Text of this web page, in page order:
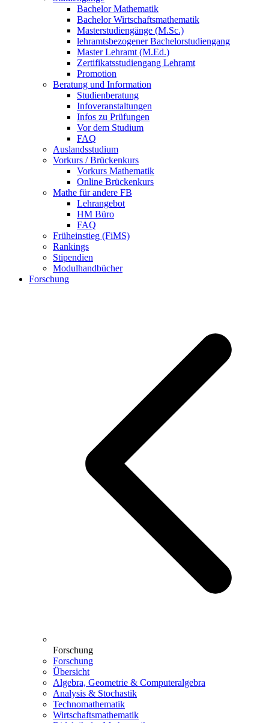
Bachelor Mathematik
Bachelor Wirtschaftsmathematik
Masterstudiengänge (M.Sc.)
lehramtsbezogener Bachelorstudiengang
Master Lehramt (M.Ed.)
Zertifikatsstudiengang Lehramt
Promotion
Beratung und Information
Studienberatung
Infoveranstaltungen
Infos zu Prüfungen
Vor dem Studium
FAQ
Auslandsstudium
Vorkurs / Brückenkurs
Vorkurs Mathematik
Online Brückenkurs
Mathe für andere FB
Lehrangebot
HM Büro
FAQ
Früheinstieg (FiMS)
Rankings
Stipendien
Modulhandbücher
Forschung
Forschung
Forschung
Übersicht
Algebra, Geometrie & Computeralgebra
Analysis & Stochastik
Technomathematik
Wirtschaftsmathematik